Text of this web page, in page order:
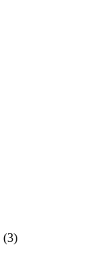
(3)